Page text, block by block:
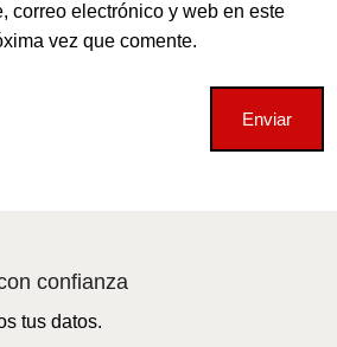
correo electrónico y web en este
vez que comente.
Enviar
confianza
tus datos.